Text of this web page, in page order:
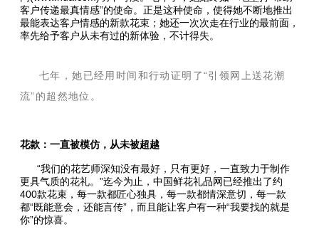
客户传递最真情感”的使命。正是这种使命，使得她不断地推出
最能表达客户情感的新款花束；她还一次次走在行业的最前面，
率先给予客户从未有过的新体验，不计得失。
七年，她已经用时间和行动证明了“引领网上送花潮
流”的超然地位。
花款：一直被模仿，从未被超越
“我们的花艺师深知没有最好，只有更好，一直致力于制作
更具气质的花礼。”迄今为止，中国鲜花礼品网已经推出了约
400款花束，每一款都匠心独具，每一款都情深意切，每一款
都“既能意会，还能言传”，而且能让客户有一种“我要找的就是
你”的惊喜。